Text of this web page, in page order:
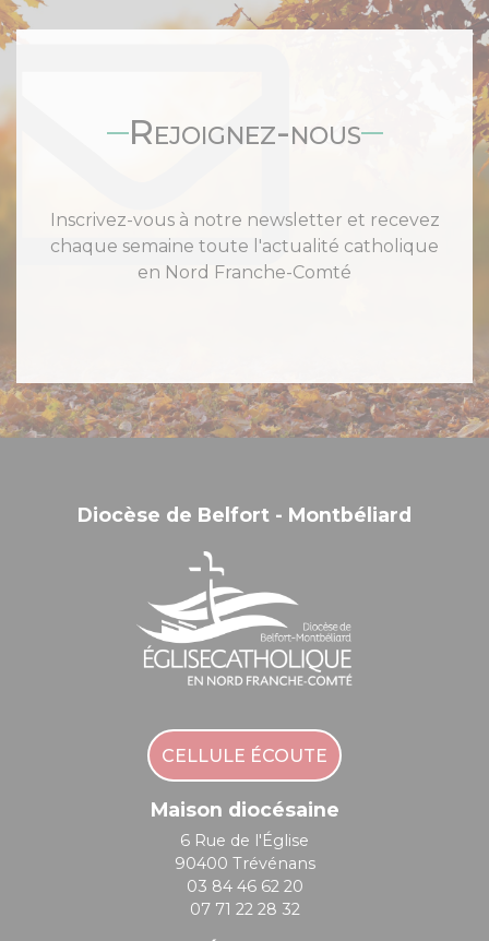
Rejoignez-nous
Inscrivez-vous à notre newsletter et recevez
chaque semaine toute l'actualité catholique
en Nord Franche-Comté
Diocèse de Belfort - Montbéliard
CELLULE ÉCOUTE
Maison diocésaine
6 Rue de l'Église
90400 Trévénans
03 84 46 62 20
07 71 22 28 32